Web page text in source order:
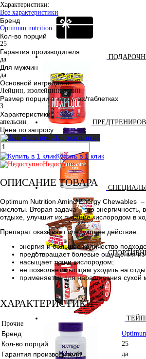
Характеристики:
Все характеристики
Бренд
Optimum nutrition
Кол-во порций
25
Гарантия производителя
да
Для мужчин
да
Основной ингредиент
Лейцин, изолейцин, валин
Размер порции в капсулах/таблетках
3
Характеристики
апельсин
Цена по запросу
Запросить цену
Купить в 1 клик
Недоступно
ОПИСАНИЕ ТОВАРА
Optimum Nutrition Amino Energy Chewables –
кислоты. Вторая задача – это
отдыхе, улучшит их питание кислородом в
Препарат оказывает следующее действие:
энергия и большее количество
предотвращает болевые ощущения
насыщает ткани кислородом;
не позволяет мышцам уходить на
применяется для наращивания сухой
ХАРАКТЕРИСТИКИ
Прочие
Бренд
Кол-во порций 25
Гарантия производителя да